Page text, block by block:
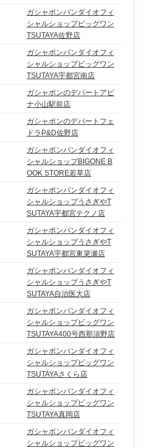
ガシャポンバンダイオフィ
シャルショップビッグワン
TSUTAYA佐野店
ガシャポンバンダイオフィ
シャルショップビッグワン
TSUTAYA宇都宮南店
ガシャポンのデパートアピ
ナ小山駅前店
ガシャポンのデパートフェ
ドラP&D佐野店
ガシャポンバンダイオフィ
シャルショップBIGONE B
OOK STORE若草店
ガシャポンバンダイオフィ
シャルショップうさぎやT
SUTAYA宇都宮テクノ店
ガシャポンバンダイオフィ
シャルショップうさぎやT
SUTAYA宇都宮東簗瀬店
ガシャポンバンダイオフィ
シャルショップうさぎやT
SUTAYA自治医大店
ガシャポンバンダイオフィ
シャルショップビッグワン
TSUTAYA400号西那須野店
ガシャポンバンダイオフィ
シャルショップビッグワン
TSUTAYAさくら店
ガシャポンバンダイオフィ
シャルショップビッグワン
TSUTAYA真岡店
ガシャポンバンダイオフィ
シャルショップビッグワン